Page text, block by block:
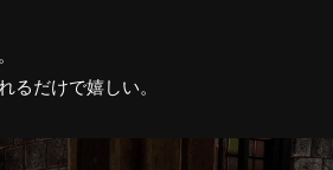
るだけで嬉しい。